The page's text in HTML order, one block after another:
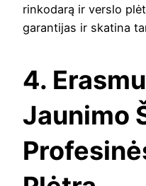
rinkodarą ir verslo
garantijas ir skatina
4.
Jaunimo